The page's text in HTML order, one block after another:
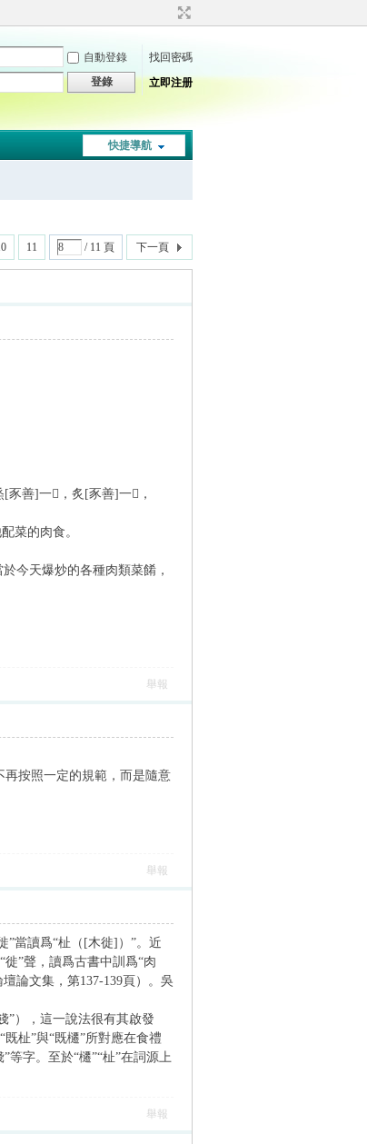
自動登錄
找回密碼
登錄 立即注册
快捷導航
11 / 11 頁 下一頁
善]一𥬹，炙[豕善]一𥬹，
菜的肉食。
今天爆炒的各種肉類菜餚，
舉報
按照一定的規範，而是隨意
舉報
”當讀爲“杫（[木徙]）”。近
”聲，讀爲古書中訓爲“肉
論文集，第137-139頁）。吳
”），這一說法很有其啟發
杫”與“既櫏”所對應在食禮
等字。至於“櫏”“杫”在詞源上
舉報